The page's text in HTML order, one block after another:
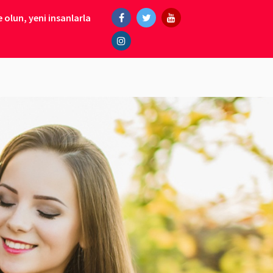
olun, yeni insanlarla